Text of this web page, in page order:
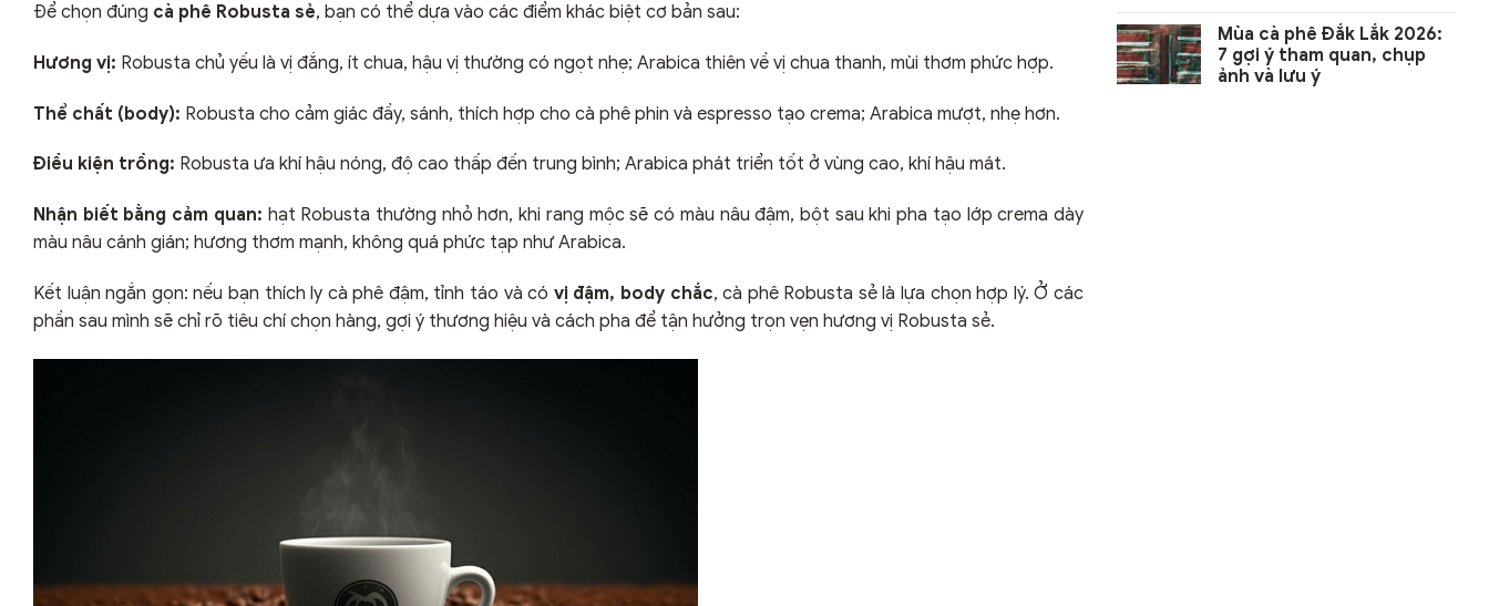
Để chọn đúng cà phê Robusta sẻ, bạn có thể dựa vào các điểm khác biệt cơ bản sau:
Hương vị: Robusta chủ yếu là vị đắng, ít chua, hậu vị thường có ngọt nhẹ; Arabica thiên về vị chua thanh, mùi thơm phức hợp.
Thể chất (body): Robusta cho cảm giác đầy, sánh, thích hợp cho cà phê phin và espresso tạo crema; Arabica mượt, nhẹ hơn.
Điều kiện trồng: Robusta ưa khí hậu nóng, độ cao thấp đến trung bình; Arabica phát triển tốt ở vùng cao, khí hậu mát.
Nhận biết bằng cảm quan: hạt Robusta thường nhỏ hơn, khi rang mộc sẽ có màu nâu đậm, bột sau khi pha tạo lớp crema dày
màu nâu cánh gián; hương thơm mạnh, không quá phức tạp như Arabica.
Kết luận ngắn gọn: nếu bạn thích ly cà phê đậm, tỉnh táo và có vị đậm, body chắc, cà phê Robusta sẻ là lựa chọn hợp lý. Ở các
phần sau mình sẽ chỉ rõ tiêu chí chọn hàng, gợi ý thương hiệu và cách pha để tận hưởng trọn vẹn hương vị Robusta sẻ.
Mùa cà phê Đắk Lắk 2026:
7 gợi ý tham quan, chụp
ảnh và lưu ý